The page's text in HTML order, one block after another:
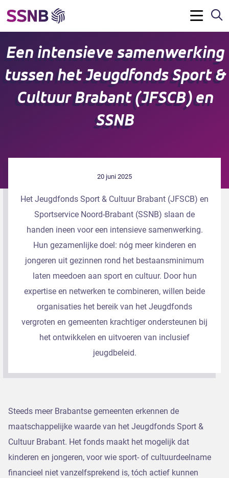
Een intensieve samenwerking
tussen het Jeugdfonds Sport &
Cultuur Brabant (JFSCB) en
SSNB
20 juni 2025
Het Jeugdfonds Sport & Cultuur Brabant (JFSCB) en
Sportservice Noord-Brabant (SSNB) slaan de
handen ineen voor een intensieve samenwerking.
Hun gezamenlijke doel: nóg meer kinderen en
jongeren uit gezinnen rond het bestaansminimum
laten meedoen aan sport en cultuur. Door hun
expertise en netwerken te combineren, willen beide
organisaties het bereik van het Jeugdfonds
vergroten en gemeenten krachtiger ondersteunen bij
het ontwikkelen en uitvoeren van inclusief
jeugdbeleid.
Steeds meer Brabantse gemeenten erkennen de
maatschappelijke waarde van het Jeugdfonds Sport &
Cultuur Brabant. Het fonds maakt het mogelijk dat
kinderen en jongeren, voor wie sport- of cultuurdeelname
financieel niet vanzelfsprekend is, tóch actief kunnen